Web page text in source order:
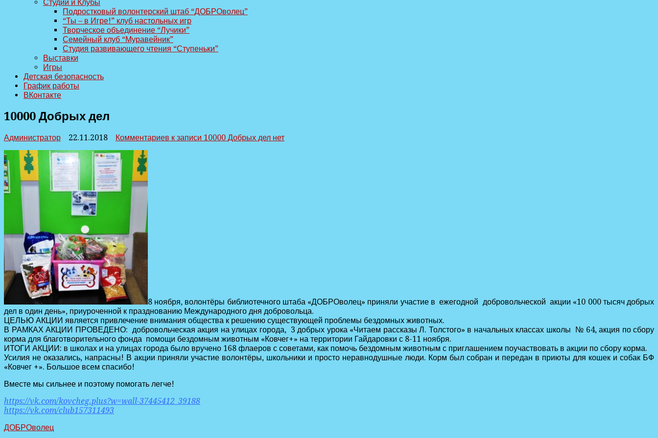
Студии и Клубы
Подростковый волонтерский штаб “ДОБРОволец”
“Ты – в Игре!” клуб настольных игр
Творческое объединение “Лучики”
Семейный клуб “Муравейник”
Студия развивающего чтения “Ступеньки”
Выставки
Игры
Детская безопасность
График работы
ВКонтакте
10000 Добрых дел
Администратор 22.11.2018 Комментариев к записи 10000 Добрых дел нет
8 ноября, волонтёры библиотечного штаба «ДОБРОволец» приняли участие в ежегодной добровольческой акции «10 000 тысяч добрых
дел в один день», приуроченной к празднованию Международного дня добровольца.
ЦЕЛЬЮ АКЦИИ является привлечение внимания общества к решению существующей проблемы бездомных животных.
В РАМКАХ АКЦИИ ПРОВЕДЕНО: добровольческая акция на улицах города, 3 добрых урока «Читаем рассказы Л. Толстого» в начальных классах школы № 64, акция по сбору
корма для благотворительного фонда помощи бездомным животным «Ковчег+» на территории Гайдаровки с 8-11 ноября.
ИТОГИ АКЦИИ: в школах и на улицах города было вручено 168 флаеров с советами, как помочь бездомным животным с приглашением поучаствовать в акции по сбору корма.
Усилия не оказались, напрасны! В акции приняли участие волонтёры, школьники и просто неравнодушные люди. Корм был собран и передан в приюты для кошек и собак БФ
«Ковчег +». Большое всем спасибо!
Вместе мы сильнее и поэтому помогать легче!
https://vk.com/kovcheg.plus?w=wall-37445412_39188
https://vk.com/club157311493
ДОБРОволец